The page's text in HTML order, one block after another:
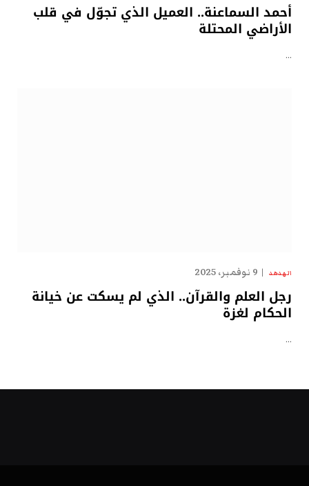
أحمد السماعنة.. العميل الذي تجوّل في قلب
الأراضي المحتلة
…
الهدهد 9 نوفمبر، 2025
رجل العلم والقرآن.. الذي لم يسكت عن خيانة
الحكام لغزة
…